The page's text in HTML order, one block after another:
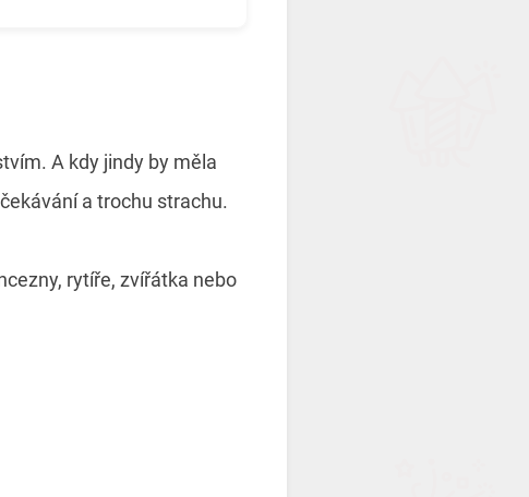
A kdy jindy by měla
a trochu strachu.
rytíře, zvířátka nebo